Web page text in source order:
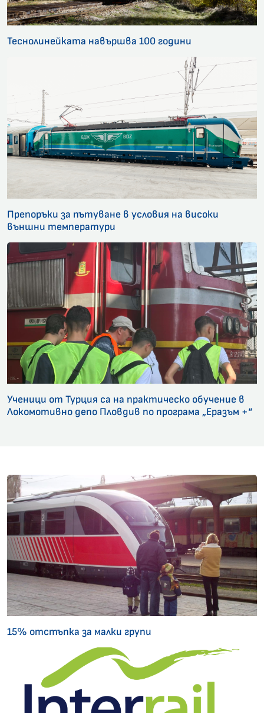
Теснолинейката навършва 100 години
Препоръки за пътуване в условия на високи
външни температури
Ученици от Турция са на практическо обучение в
Локомотивно депо Пловдив по програма „Еразъм +“
15% отстъпка за малки групи